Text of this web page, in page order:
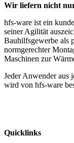
Wir liefern nicht
hfs-ware ist ein
seiner Agilität
Bauhilfsgewerbe als
normgerechter
Maschinen zur
Jeder Anwender aus
wird von hfs-ware
Quicklinks